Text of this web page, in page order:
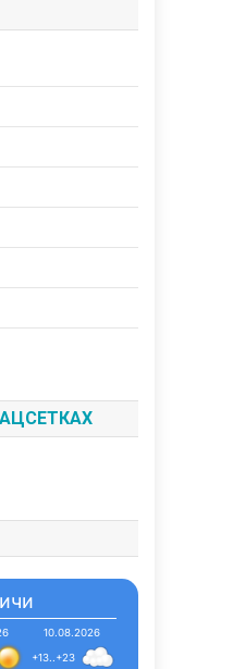
10.08.2026
+13..+23